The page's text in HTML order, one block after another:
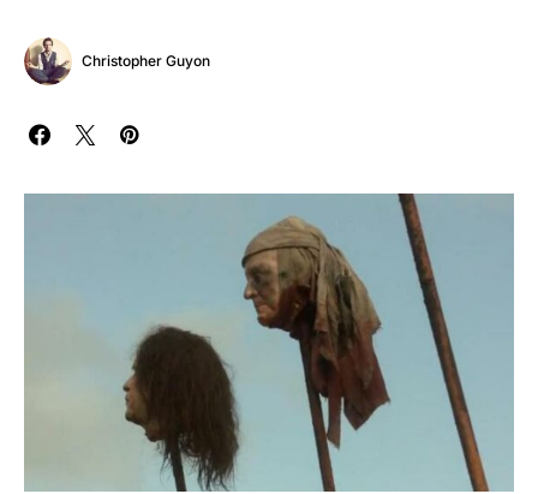
Christopher Guyon